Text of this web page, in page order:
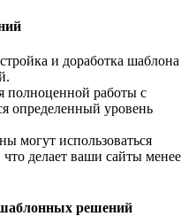
и доработка шаблона
полноценной работы с
определенный уровень
могут использоваться
делает ваши сайты менее
решений